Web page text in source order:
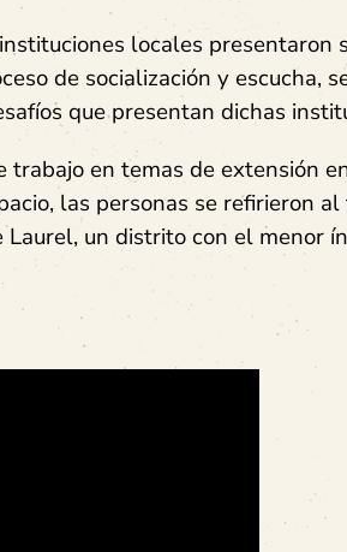
locales presentaron
de socialización y escucha,
que presentan dichas
en temas de extensión
las personas se refirieron
un distrito con el menor